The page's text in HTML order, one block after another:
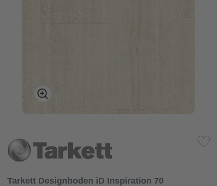
Tarkett Designboden iD Inspiration 70